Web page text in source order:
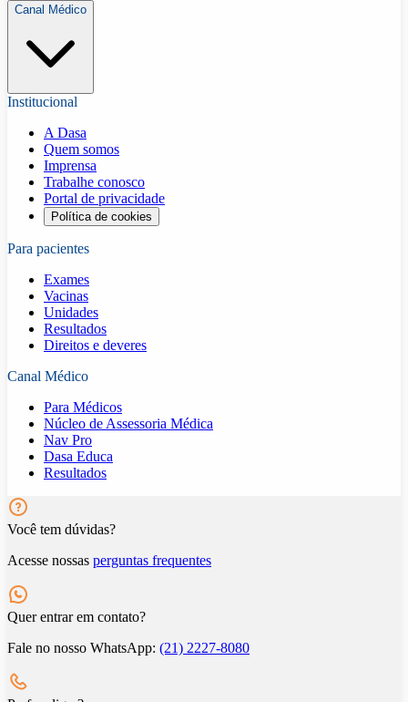
Canal Médico
Institucional
A Dasa
Quem somos
Imprensa
Trabalhe conosco
Portal de privacidade
Política de cookies
Para pacientes
Exames
Vacinas
Unidades
Resultados
Direitos e deveres
Canal Médico
Para Médicos
Núcleo de Assessoria Médica
Nav Pro
Dasa Educa
Resultados
Você tem dúvidas?
Acesse nossas perguntas frequentes
Quer entrar em contato?
Fale no nosso WhatsApp: (21) 2227-8080